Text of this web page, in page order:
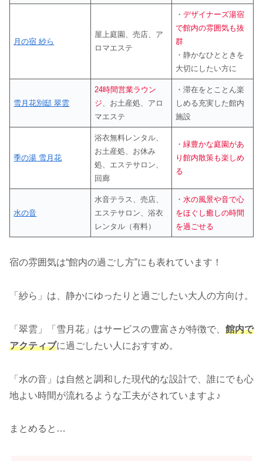
月の宿 紗ら
屋上庭園、売店、ア
ロマエステ
・デザイナーズ湯宿
で館内の雰囲気も抜
群
・静かなひとときを
大切にしたい方に
雪月花別邸 翠雲
24時間営業ラウン
ジ、お土産処、アロ
マエステ
・滞在をとことん楽
しめる充実した館内
施設
季の湯 雪月花
浴衣無料レンタル、
お土産処、お休み
処、エステサロン、
回廊
・緑豊かな庭園があ
り館内散策も楽しめ
る
水の音
水音テラス、売店、
エステサロン、浴衣
レンタル（有料）
・水の風景や音で心
をほぐし癒しの時間
を過ごせる
宿の雰囲気は“館内の過ごし方”にも表れています！
「紗ら」は、静かにゆったりと過ごしたい大人の方向け。
「翠雲」「雪月花」はサービスの豊富さが特徴で、 館内で
アクティブに過ごしたい人におすすめ。
「水の音」は自然と調和した現代的な設計で、誰にでも心
地よい時間が流れるような工夫がされていますよ♪
まとめると…